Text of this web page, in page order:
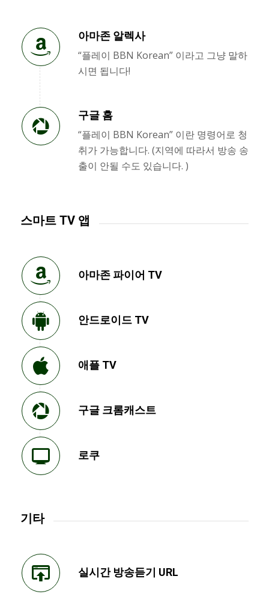
아마존 알렉사
“플레이 BBN Korean” 이라고 그냥 말하
시면 됩니다!
구글 홈
“플레이 BBN Korean” 이란 명령어로 청
취가 가능합니다. (지역에 따라서 방송 송
출이 안될 수도 있습니다. )
스마트 TV 앱
아마존 파이어 TV
안드로이드 TV
애플 TV
구글 크롬캐스트
로쿠
기타
실시간 방송듣기 URL